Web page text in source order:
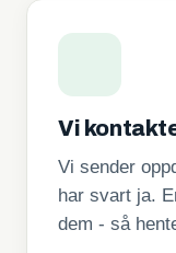
Vi
Vi sender
har svart ja.
dem - så